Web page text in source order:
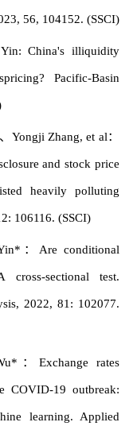
56, 104152. (SSCI)
China's illiquidity
Pacific-Basin
Yongji Zhang, et al：
and stock price
heavily polluting
106116. (SSCI)
：Are conditional
sectional test.
2022, 81: 102077.
：Exchange rates
COVID-19 outbreak:
learning. Applied